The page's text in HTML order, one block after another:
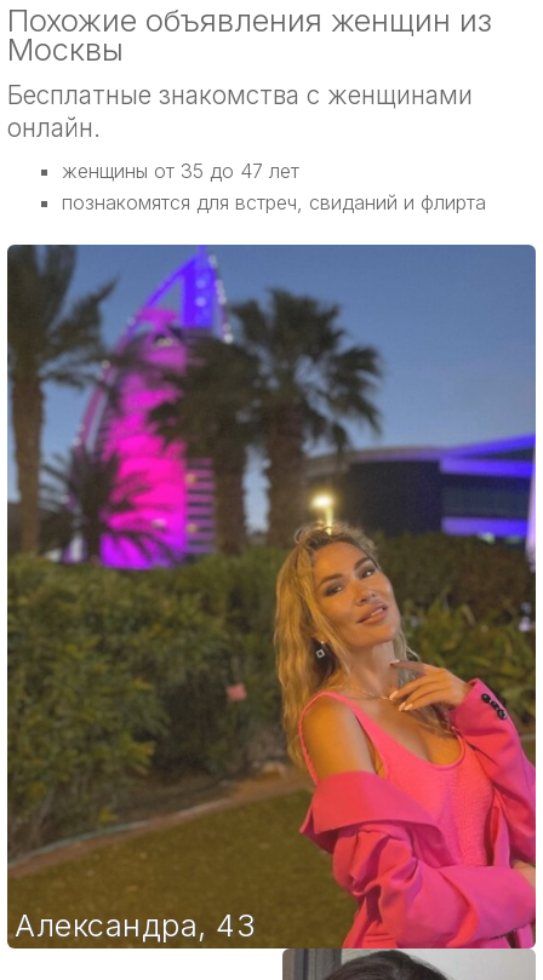
Похожие объявления женщин из
Москвы
Бесплатные знакомства с женщинами
онлайн.
женщины от 35 до 47 лет
познакомятся для встреч, свиданий и флирта
Александра, 43